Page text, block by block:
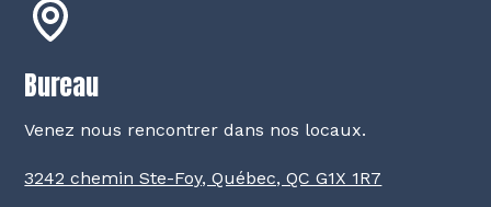
Bureau
Venez nous rencontrer dans nos locaux.
3242 chemin Ste-Foy, Québec, QC G1X 1R7